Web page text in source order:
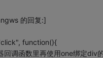
的回复:]
function(){
回调函数里再使用one绑定div